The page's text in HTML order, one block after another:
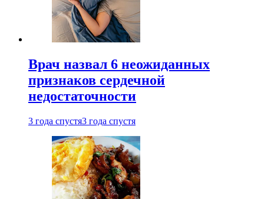
Врач назвал 6 неожиданных
признаков сердечной
недостаточности
3 года спустя3 года спустя